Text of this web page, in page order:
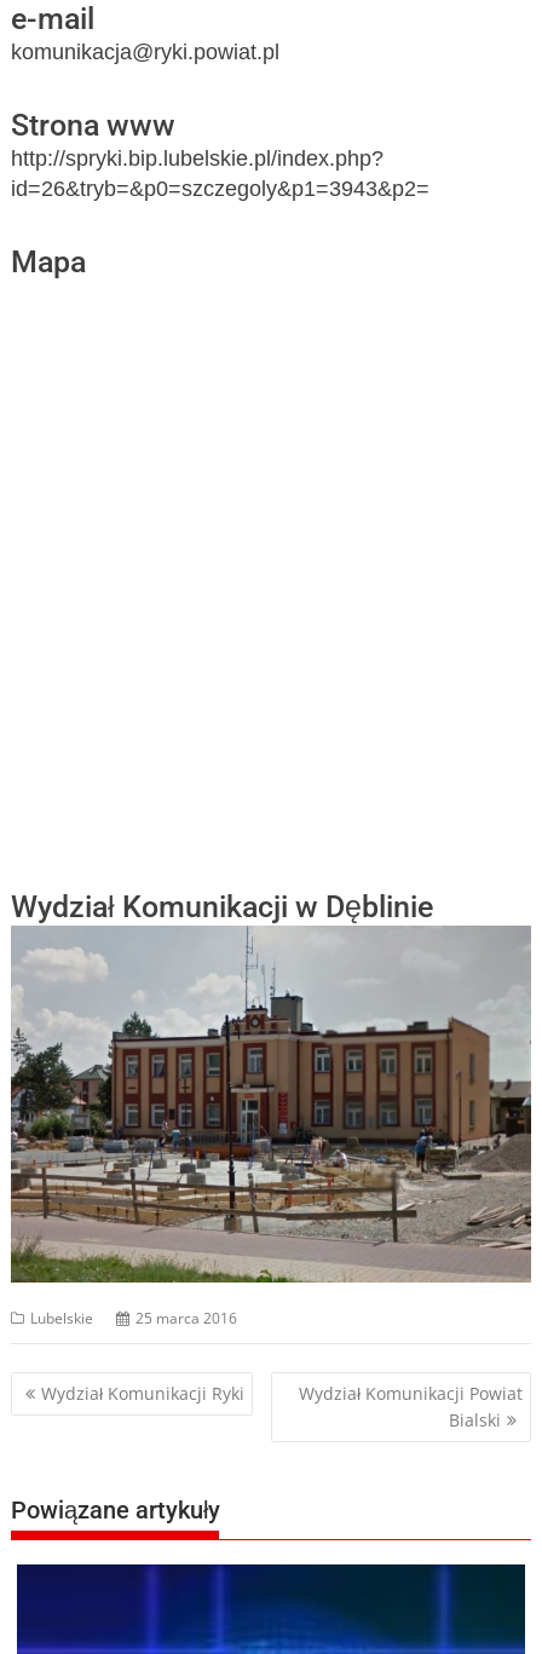
e-mail
komunikacja@ryki.powiat.pl
Strona www
http://spryki.bip.lubelskie.pl/index.php?
id=26&tryb=&p0=szczegoly&p1=3943&p2=
Mapa
Wydział Komunikacji w Dęblinie
Lubelskie 25 marca 2016
Nawigacja
Wydział Komunikacji Ryki
Wydział Komunikacji Powiat
Bialski
Powiązane artykuły